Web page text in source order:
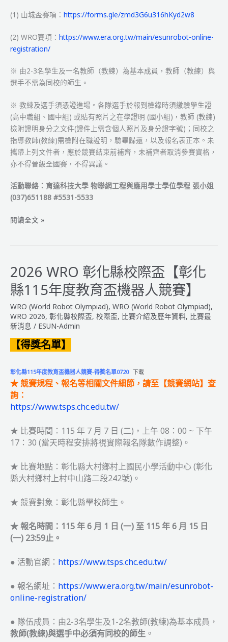
(1) 山城盃賽項： https://forms.gle/zmd3G6u316hKyd2w8
(2) WRO賽項： https://www.era.org.tw/main/esunrobot-online-
registration/
※ 由2-3名學生及一名教師（教練）為基本成員，教師（教練）與
選手不需為同校的師生。
※ 教練及選手須憑證進場。各隊選手於報到檢錄時須繳驗學生證
(高中職組、國中組) 或貼有照片之在學證明 (國小組)，教師 (教練)
檢附證明身分之文件(證件上需含個人照片及身分證字號)；同校之
指導教師(教練)需檢附在職證明，驗畢歸還，以及報名表正本。未
攜帶上列文件者，應於競賽結束前補齊，未補齊者取消參賽資格，
亦不得晉級全國賽，不得異議。
活動聯絡：育達科技大學 物聯網工程與應用學士學位學程 張小姐
(037)651188 #5531-5533
2026
城
創
意
機
人
大
賽
苗
栗
縣
校
盃
選
賽
閱讀全文 »
2026 WRO 彰化縣校際盃【彰化
縣115年度教育盃機器人競賽】
WRO (World Robot Olympiad), WRO (World Robot Olympiad),
WRO 2026, 彰化縣校際盃, 校際盃, 比賽介紹及歷年資料, 比賽最
新消息 / ESUN-Admin
【得獎名單】
彰化縣115年度教育盃機器人競賽-得獎名單0720 下載
★ 競賽規程、報名等相關文件細節，請至【競賽網站】查
詢 ：
https://www.tsps.chc.edu.tw/
★ 比賽時間：115 年 7 月 7 日 (二)，上午 08：00 ~ 下午
17：30 (當天時程安排將視實際報名隊數作調整)。
★ 比賽地點：彰化縣大村鄉村上國民小學活動中心 (彰化
縣大村鄉村上村中山路二段242號)。
★ 競賽對象：彰化縣學校師生。
★ 報名時間：115 年 6 月 1 日 (一) 至 115 年 6 月 15 日
(一) 23:59止。
● 活動官網： https://www.tsps.chc.edu.tw/
● 報名網址： https://www.era.org.tw/main/esunrobot-
online-registration/
● 隊伍成員：由2-3名學生及1-2名教師(教練)為基本成員，
教師(教練)與選手中必須有同校的師生 。